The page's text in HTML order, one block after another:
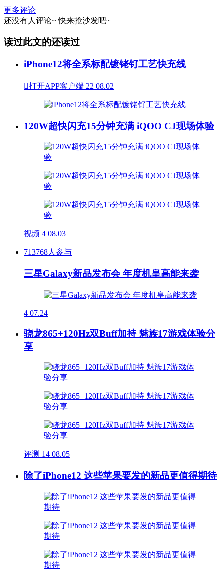
更多评论
还没有人评论~ 快来抢沙发吧~
读过此文的还读过
iPhone12将全系标配镀铑钌工艺快充线
打开APP客户端 22 08.02
120W超快闪充15分钟充满 iQOO CJ现场体验
视频 4 08.03
713768人参与
三星Galaxy新品发布会 年度机皇高能来袭
4 07.24
骁龙865+120Hz双Buff加持 魅族17游戏体验分
享
评测 14 08.05
除了iPhone12 这些苹果要发的新品更值得期待